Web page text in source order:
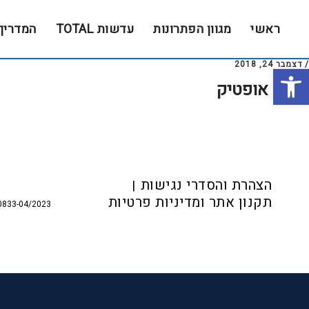
פתח סרגל נגישות
footerראשי מגוון הפתרונות עדשות TOTAL
/ דצמבר 24, 2018
יסמין אופטיק
Footer
הצהרת והסדרי נגישות
תקנון אתר ומדיניות פרטיות
04/2023